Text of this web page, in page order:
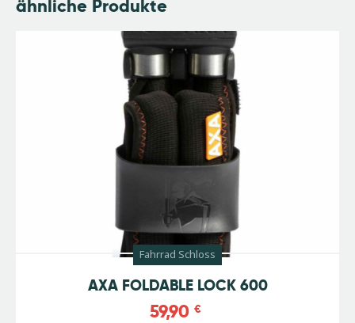
ähnliche Produkte
Fahrrad Schloss
AXA FOLDABLE LOCK 600
59,90 €